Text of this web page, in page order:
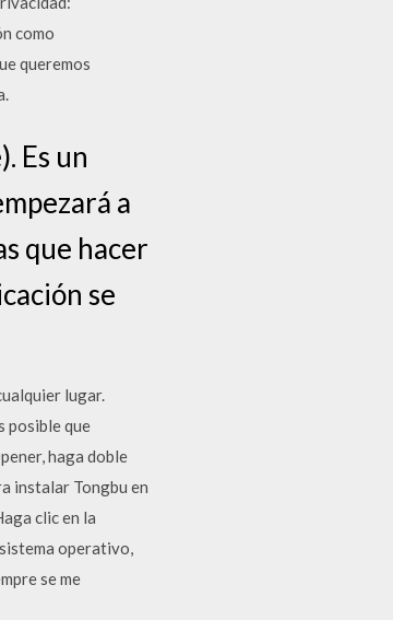
como
queremos
Es un
a
que hacer
se
lugar.
posible que
haga doble
instalar Tongbu en
clic en la
operativo,
se me